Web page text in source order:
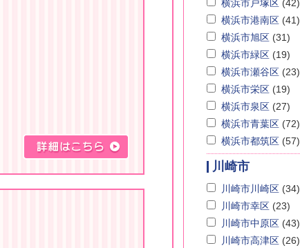
横浜市戸塚区 (42)
横浜市港南区 (41)
横浜市旭区 (31)
横浜市緑区 (19)
横浜市瀬谷区 (23)
横浜市栄区 (19)
横浜市泉区 (27)
横浜市青葉区 (72)
横浜市都筑区 (57)
川崎市
川崎市川崎区 (34)
川崎市幸区 (23)
川崎市中原区 (43)
川崎市高津区 (26)